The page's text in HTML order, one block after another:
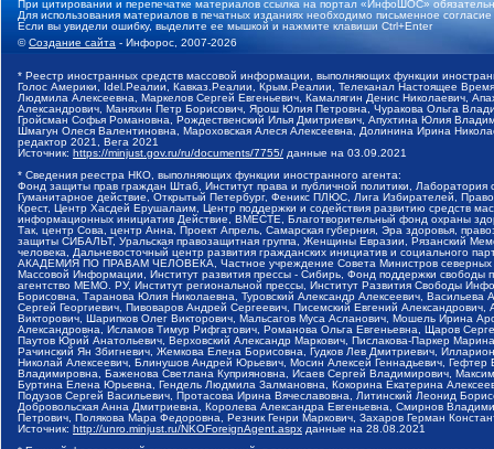
При цитировании и перепечатке материалов ссылка на портал «ИнфоШОС»
Для использования материалов в печатных изданиях необходимо письменное
Если вы увидели ошибку, выделите ее мышкой и нажмите клавиши Ctrl+Enter
©Создание сайта - Инфорос, 2007-2026
* Реестр иностранных средств массовой информации, выполняющих функции
Голос Америки, Idel.Реалии, Кавказ.Реалии, Крым.Реалии, Телеканал Настоящее
Людмила Алексеевна, Маркелов Сергей Евгеньевич, Камалягин Денис Николаевич,
Александрович, Маняхин Петр Борисович, Ярош Юлия Петровна, Чуракова Ольга
Гройсман Софья Романовна, Рождественский Илья Дмитриевич, Апухтина Юлия
Шмагун Олеся Валентиновна, Мароховская Алеся Алексеевна, Долинина Ирина
редактор 2021, Вега 2021
Источник: https://minjust.gov.ru/ru/documents/7755/ данные на 03.09.2021
* Сведения реестра НКО, выполняющих функции иностранного агента:
Фонд защиты прав граждан Штаб, Институт права и публичной политики,
Гуманитарное действие, Открытый Петербург, Феникс ПЛЮС, Лига Избирателей,
Крест, Центр Хасдей Ерушалаим, Центр поддержки и содействия развитию средств
информационных инициатив Действие, ВМЕСТЕ, Благотворительный фонд охраны
Так, центр Сова, центр Анна, Проект Апрель, Самарская губерния, Эра здоровья,
защиты СИБАЛЬТ, Уральская правозащитная группа, Женщины Евразии, Рязанский
человека, Дальневосточный центр развития гражданских инициатив и социального
АКАДЕМИЯ ПО ПРАВАМ ЧЕЛОВЕКА, Частное учреждение Совета Министров северных
Массовой Информации, Институт развития прессы - Сибирь, Фонд поддержки
агентство МЕМО. РУ, Институт региональной прессы, Институт Развития Свободы
Борисовна, Таранова Юлия Николаевна, Туровский Александр Алексеевич,
Сергей Георгиевич, Пивоваров Андрей Сергеевич, Писемский Евгений
Викторович, Шарипков Олег Викторович, Мальсагов Муса Асланович, Мошель Ирина
Александровна, Исламов Тимур Рифгатович, Романова Ольга Евгеньевна, Щаров
Паутов Юрий Анатольевич, Верховский Александр Маркович, Пислакова-Паркер
Рачинский Ян Збигневич, Жемкова Елена Борисовна, Гудков Лев Дмитриевич,
Николай Алексеевич, Блинушов Андрей Юрьевич, Мосин Алексей Геннадьевич,
Владимировна, Баженова Светлана Куприяновна, Исаев Сергей Владимирович,
Буртина Елена Юрьевна, Гендель Людмила Залмановна, Кокорина Екатерина
Подузов Сергей Васильевич, Протасова Ирина Вячеславовна, Литинский Леонид
Добровольская Анна Дмитриевна, Королева Александра Евгеньевна, Смирнов
Петрович, Полякова Мара Федоровна, Резник Генри Маркович, Захаров Герман
Источник: http://unro.minjust.ru/NKOForeignAgent.aspx данные на 28.08.2021